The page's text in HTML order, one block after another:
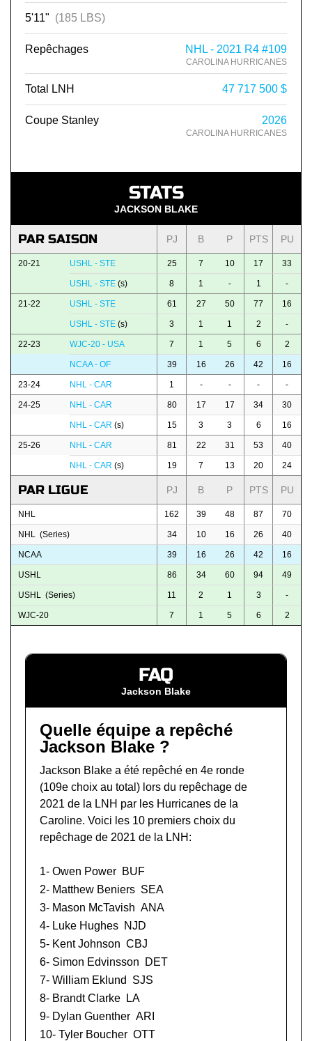
5'11" (185 LBS)
Repêchages NHL - 2021 R4 #109
CAROLINA HURRICANES
Total LNH 47 717 500 $
Coupe Stanley 2026
CAROLINA HURRICANES
STATS
JACKSON BLAKE
PAR SAISON PJ B P PTS PU
20-21 USHL - STE 25 7 10 17 33
USHL - STE (s) 8 1 - 1 -
21-22 USHL - STE 61 27 50 77 16
USHL - STE (s) 3 1 1 2 -
22-23 WJC-20 - USA 7 1 5 6 2
NCAA - OF 39 16 26 42 16
23-24 NHL - CAR 1 - - - -
24-25 NHL - CAR 80 17 17 34 30
NHL - CAR (s) 15 3 3 6 16
25-26 NHL - CAR 81 22 31 53 40
NHL - CAR (s) 19 7 13 20 24
PAR LIGUE PJ B P PTS PU
NHL 162 39 48 87 70
NHL (Series) 34 10 16 26 40
NCAA 39 16 26 42 16
USHL 86 34 60 94 49
USHL (Series) 11 2 1 3 -
WJC-20 7 1 5 6 2
FAQ
Jackson Blake
Quelle équipe a repêché
Jackson Blake ?
Jackson Blake a été repêché en 4e ronde
(109e choix au total) lors du repêchage de
2021 de la LNH par les Hurricanes de la
Caroline. Voici les 10 premiers choix du
repêchage de 2021 de la LNH:
1- Owen Power BUF
2- Matthew Beniers SEA
3- Mason McTavish ANA
4- Luke Hughes NJD
5- Kent Johnson CBJ
6- Simon Edvinsson
DET
7- William Eklund
SJS
8- Brandt Clarke
LA
9- Dylan Guenther ARI
10- Tyler Boucher OTT